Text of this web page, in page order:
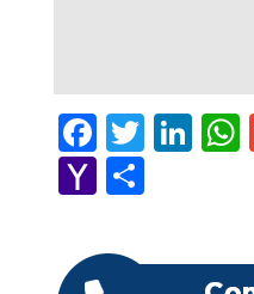
F
a
c
e
T
w
itt
Li
Y
h
C
n